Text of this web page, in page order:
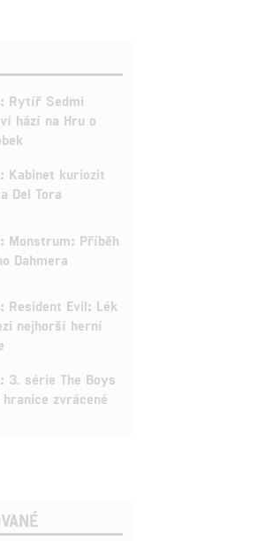
Rytíř Sedmi
hází na Hru o
Kabinet kuriozit
Del Tora
Monstrum: Příběh
Dahmera
Resident Evil: Lék
nejhorší herní
3. série The Boys
hranice zvrácené